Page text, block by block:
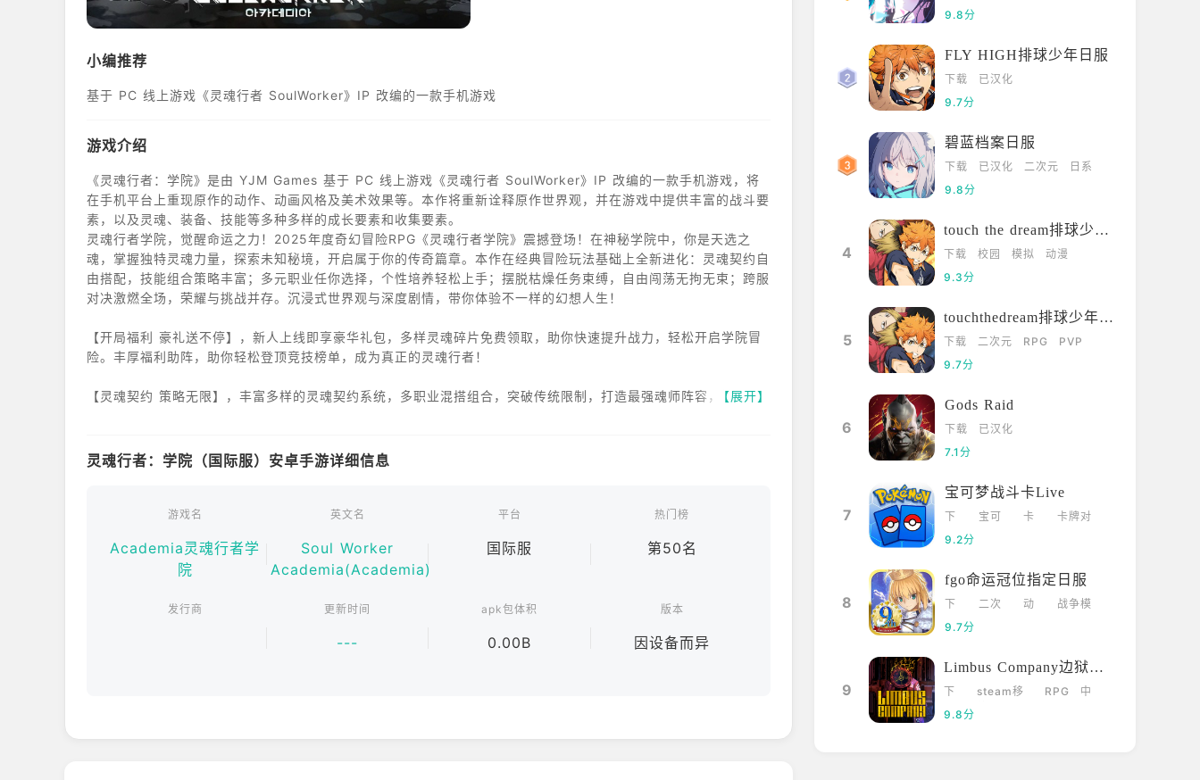
小编推荐
基于 PC 线上游戏《灵魂行者 SoulWorker》IP 改编的一款手机游戏
游戏介绍
《灵魂行者：学院》是由 YJM Games 基于 PC 线上游戏《灵魂行者 SoulWorker》IP 改编的一款手机游戏，将
在手机平台上重现原作的动作、动画风格及美术效果等。本作将重新诠释原作世界观，并在游戏中提供丰富的战斗要
素，以及灵魂、装备、技能等多种多样的成长要素和收集要素。
灵魂行者学院，觉醒命运之力！2025年度奇幻冒险RPG《灵魂行者学院》震撼登场！在神秘学院中，你是天选之
魂，掌握独特灵魂力量，探索未知秘境，开启属于你的传奇篇章。本作在经典冒险玩法基础上全新进化：灵魂契约自
由搭配，技能组合策略丰富；多元职业任你选择，个性培养轻松上手；摆脱枯燥任务束缚，自由闯荡无拘无束；跨服
对决激燃全场，荣耀与挑战并存。沉浸式世界观与深度剧情，带你体验不一样的幻想人生！
【开局福利 豪礼送不停】，新人上线即享豪华礼包，多样灵魂碎片免费领取，助你快速提升战力，轻松开启学院冒
险。丰厚福利助阵，助你轻松登顶竞技榜单，成为真正的灵魂行者！
【灵魂契约 策略无限】，丰富多样的灵魂契约系统，多职业混搭组合，突破传统限制，打造最强魂师阵容，策略对
【一键继承 养成便捷】，轻松继承角色成长资源，避免重复投入，装备属性同步升级，战力持续飙升，助你快速制
【无时间限制 自由畅玩】，告别繁琐定时任务，随时随地自由探索学院秘境，丰富副本与活动不断刷新，游戏乐趣
【跨服对决 热血争锋】，多样PVP玩法，跨服竞技场、公会战等激烈对战，展现最强魂师风采，争夺至高荣耀。
灵魂行者学院，唤醒沉睡的力量，携手伙伴踏上热血冒险之旅！
【展开】
灵魂行者：学院（国际服）安卓手游详细信息
游戏名
Academia灵魂行者学
院
英文名
Soul Worker
Academia(Academia)
平台
国际服
热门榜
第50名
发行商 更新时间
---
apk包体积
0.00B
版本
因设备而异
9.8分
FLY HIGH排球少年日服
下载
已汉化
9.7分
碧蓝档案日服
下载 已汉化 二次元
日系
9.8分
4
touch the dream排球少年韩服
下载 校园 模拟
动漫
9.3分
5
touchthedream排球少年日服
下载 二次元 RPG
PVP
9.7分
6
Gods Raid
下载
已汉化
7.1分
7
宝可梦战斗卡Live
下
载
宝可
卡
卡牌对
9.2分
8
fgo命运冠位指定日服
下
载
二次
动
战争模
9.7分
9
Limbus Company边狱巴士
下
载
steam移
RPG
中
9.8分